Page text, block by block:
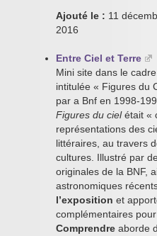
Ajouté le : 11
2016
Entre Ciel et Terre
Mini site dans le
intitulée « Figures du
par a Bnf en 1998-
Figures du cielétait «
représentations des
littéraires, au travers
cultures. Illustré par
originales de la BNF,
astronomiques
l’exposition et
complémentaires
Comprendre aborde